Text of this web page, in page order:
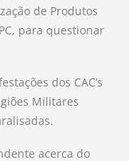
de Produtos
para questionar
dos CAC’s
Militares
acerca do